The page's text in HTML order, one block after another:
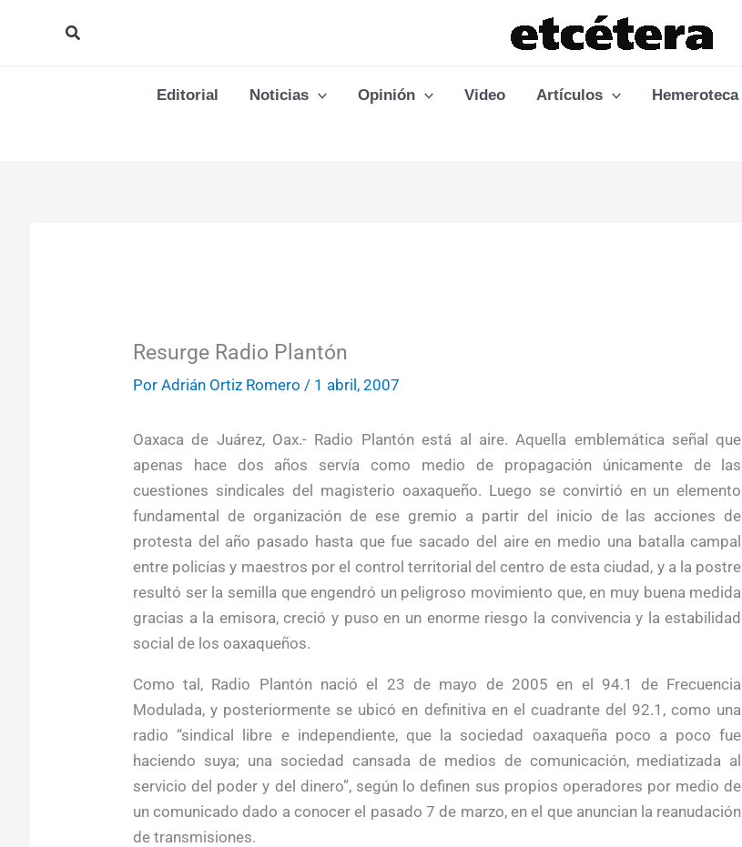
Buscar
Editorial Noticias Opinión Video Artículos Hemeroteca
Resurge Radio Plantón
Por Adrián Ortiz Romero / 1 abril, 2007
Oaxaca de Juárez, Oax.- Radio Plantón está al aire. Aquella emblemática señal que
apenas hace dos años servía como medio de propagación únicamente de las
cuestiones sindicales del magisterio oaxaqueño. Luego se convirtió en un elemento
fundamental de organización de ese gremio a partir del inicio de las acciones de
protesta del año pasado hasta que fue sacado del aire en medio una batalla campal
entre policías y maestros por el control territorial del centro de esta ciudad, y a la postre
resultó ser la semilla que engendró un peligroso movimiento que, en muy buena medida
gracias a la emisora, creció y puso en un enorme riesgo la convivencia y la estabilidad
social de los oaxaqueños.
Como tal, Radio Plantón nació el 23 de mayo de 2005 en el 94.1 de Frecuencia
Modulada, y posteriormente se ubicó en definitiva en el cuadrante del 92.1, como una
radio “sindical libre e independiente, que la sociedad oaxaqueña poco a poco fue
haciendo suya; una sociedad cansada de medios de comunicación, mediatizada al
servicio del poder y del dinero”, según lo definen sus propios operadores por medio de
un comunicado dado a conocer el pasado 7 de marzo, en el que anuncian la reanudación
de transmisiones.